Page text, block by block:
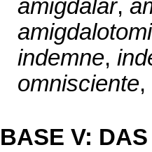
amigdalar,
indemne,
omnisciente
BASE V: